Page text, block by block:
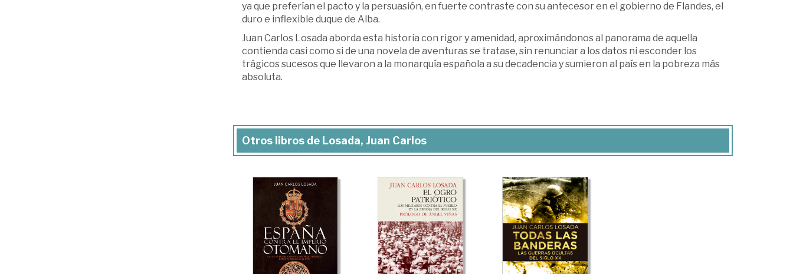
ya que preferían el pacto y la persuasión, en fuerte contraste con su antecesor en el gobierno de Flandes, el
duro e inflexible duque de Alba.
Juan Carlos Losada aborda esta historia con rigor y amenidad, aproximándonos al panorama de aquella
contienda casi como si de una novela de aventuras se tratase, sin renunciar a los datos ni esconder los
trágicos sucesos que llevaron a la monarquía española a su decadencia y sumieron al país en la pobreza más
absoluta.
Otros libros de Losada, Juan Carlos